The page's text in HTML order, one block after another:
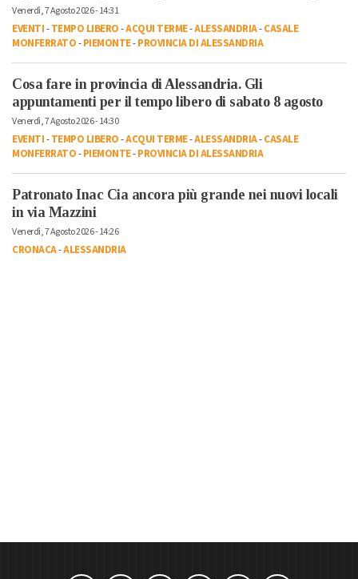
Venerdì, 7 Agosto 2026 - 14:31
EVENTI-TEMPO LIBERO-ACQUI TERME-ALESSANDRIA-CASALE
MONFERRATO-PIEMONTE-PROVINCIA DI ALESSANDRIA
Cosa fare in provincia di Alessandria. Gli
appuntamenti per il tempo libero di sabato 8 agosto
Venerdì, 7 Agosto 2026 - 14:30
EVENTI-TEMPO LIBERO-ACQUI TERME-ALESSANDRIA-CASALE
MONFERRATO-PIEMONTE-PROVINCIA DI ALESSANDRIA
Patronato Inac Cia ancora più grande nei nuovi locali
in via Mazzini
Venerdì, 7 Agosto 2026 - 14:26
CRONACA-ALESSANDRIA